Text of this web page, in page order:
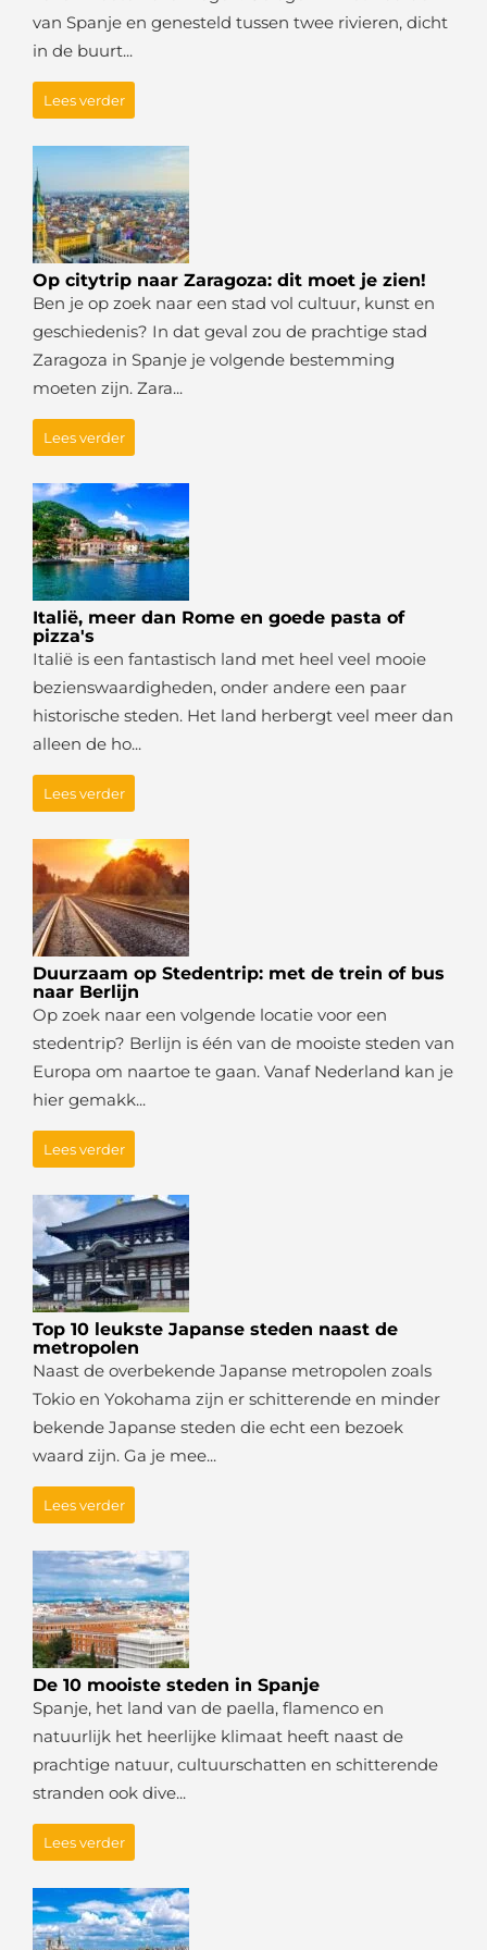
van Spanje en genesteld tussen twee rivieren, dicht
in de buurt...
Lees verder
Op citytrip naar Zaragoza: dit moet je zien!
Ben je op zoek naar een stad vol cultuur, kunst en
geschiedenis? In dat geval zou de prachtige stad
Zaragoza in Spanje je volgende bestemming
moeten zijn. Zara...
Lees verder
Italië, meer dan Rome en goede pasta of
pizza's
Italië is een fantastisch land met heel veel mooie
bezienswaardigheden, onder andere een paar
historische steden. Het land herbergt veel meer dan
alleen de ho...
Lees verder
Duurzaam op Stedentrip: met de trein of bus
naar Berlijn
Op zoek naar een volgende locatie voor een
stedentrip? Berlijn is één van de mooiste steden van
Europa om naartoe te gaan. Vanaf Nederland kan je
hier gemakk...
Lees verder
Top 10 leukste Japanse steden naast de
metropolen
Naast de overbekende Japanse metropolen zoals
Tokio en Yokohama zijn er schitterende en minder
bekende Japanse steden die echt een bezoek
waard zijn. Ga je mee...
Lees verder
De 10 mooiste steden in Spanje
Spanje, het land van de paella, flamenco en
natuurlijk het heerlijke klimaat heeft naast de
prachtige natuur, cultuurschatten en schitterende
stranden ook dive...
Lees verder